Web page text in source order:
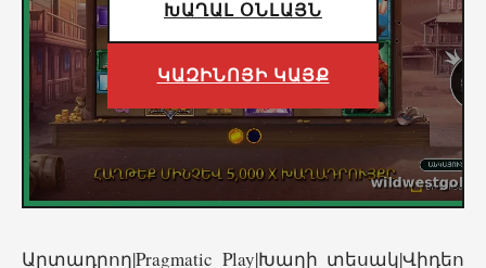
ԽԱՂԱԼ ՕՆԼԱՅՆ
ԿԱԶԻՆՈՅԻ ԿԱՅՔ
Արտադրող|Pragmatic Play|Խաղի տեսակ|Վիդեո